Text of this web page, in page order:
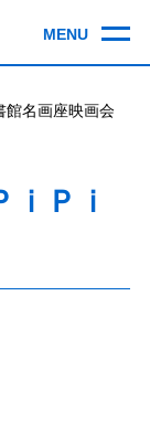
館名画座映画会
Ｐｉ